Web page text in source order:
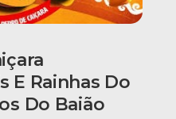
E Rainhas Do
Do Baião